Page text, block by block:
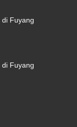
Fuyang
Fuyang